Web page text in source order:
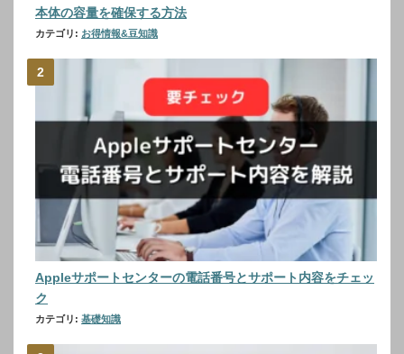
本体の容量を確保する方法
カテゴリ: お得情報&豆知識
Appleサポートセンターの電話番号とサポート内容をチェッ
ク
カテゴリ: 基礎知識